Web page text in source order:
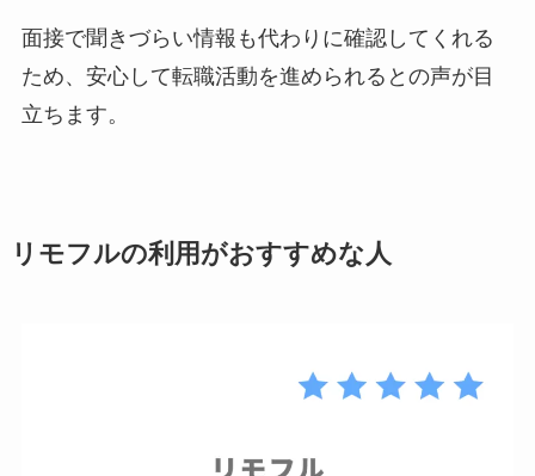
面接で聞きづらい情報も代わりに確認してくれる
ため、安心して転職活動を進められるとの声が目
立ちます。
リモフルの利用がおすすめな人